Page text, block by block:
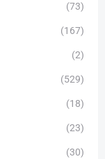
(73)
(167)
(2)
(529)
(18)
(23)
(30)